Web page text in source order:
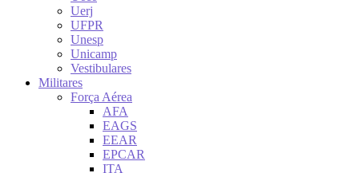
Uerj
UFPR
Unesp
Unicamp
Vestibulares
Militares
Força Aérea
AFA
EAGS
EEAR
EPCAR
ITA